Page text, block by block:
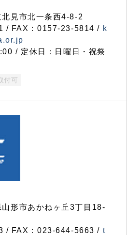
見市北一条西4-8-2
/ FAX：0157-23-5814 / k
/ 定休日：日曜日・祝祭
付可
形市あかねヶ丘3丁目18-
/ FAX：023-644-5663 / t